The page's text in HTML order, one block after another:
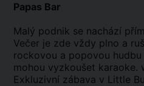
Papas Bar
Malý podnik se nachází
Večer je zde vždy plno a
rockovou a popovou
mohou vyzkoušet karaoke.
Exkluzivní zábava v Little